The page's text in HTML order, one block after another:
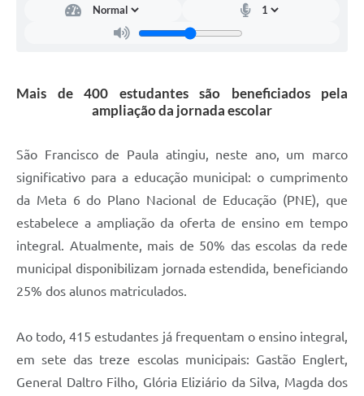
Devedores de ICMS/IPVA.
Contas Públicas
Publicações Legais
UAB - Universidade Aberta do Brasil
UERGS - Universidade Estadual do RS
Receitas
Mais de 400 estudantes são beneficiados pela
ampliação da jornada escolar
São Francisco de Paula atingiu, neste ano, um marco
significativo para a educação municipal: o cumprimento
da Meta 6 do Plano Nacional de Educação (PNE), que
estabelece a ampliação da oferta de ensino em tempo
integral. Atualmente, mais de 50% das escolas da rede
municipal disponibilizam jornada estendida, beneficiando
25% dos alunos matriculados.
Ao todo, 415 estudantes já frequentam o ensino integral,
em sete das treze escolas municipais: Gastão Englert,
General Daltro Filho, Glória Eliziário da Silva, Magda dos